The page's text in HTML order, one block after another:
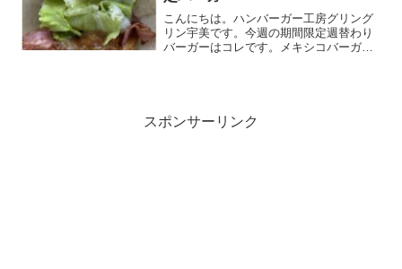
こんにちは。ハンバーガー工房グリング
リン宇美です。今週の期間限定週替わり
バーガーはコレです。メキシコバーガ
スポンサーリンク